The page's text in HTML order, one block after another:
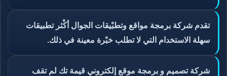
تقدم شركة برمجة مواقع وتطبْيقات الجوال أكْثر تطبيقات
سهلة الاستخدام التي لا تطلب خبْرة معينة في ذلك.
شركة تصميم و برمجة موقع إلكتروني قيمة تك لم تقف